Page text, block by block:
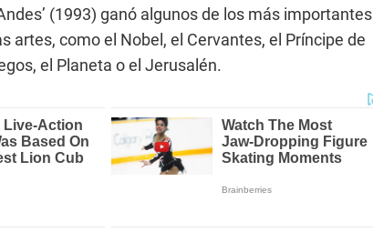
(1993) ganó algunos de los más importantes
artes, como el Nobel, el Cervantes, el Príncipe de
el Planeta o el Jerusalén.